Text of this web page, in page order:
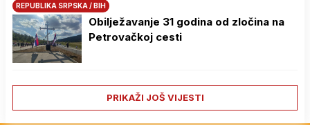
REPUBLIKA SRPSKA / BIH
Obilježavanje 31 godina od zločina na
Petrovačkoj cesti
PRIKAŽI JOŠ VIJESTI